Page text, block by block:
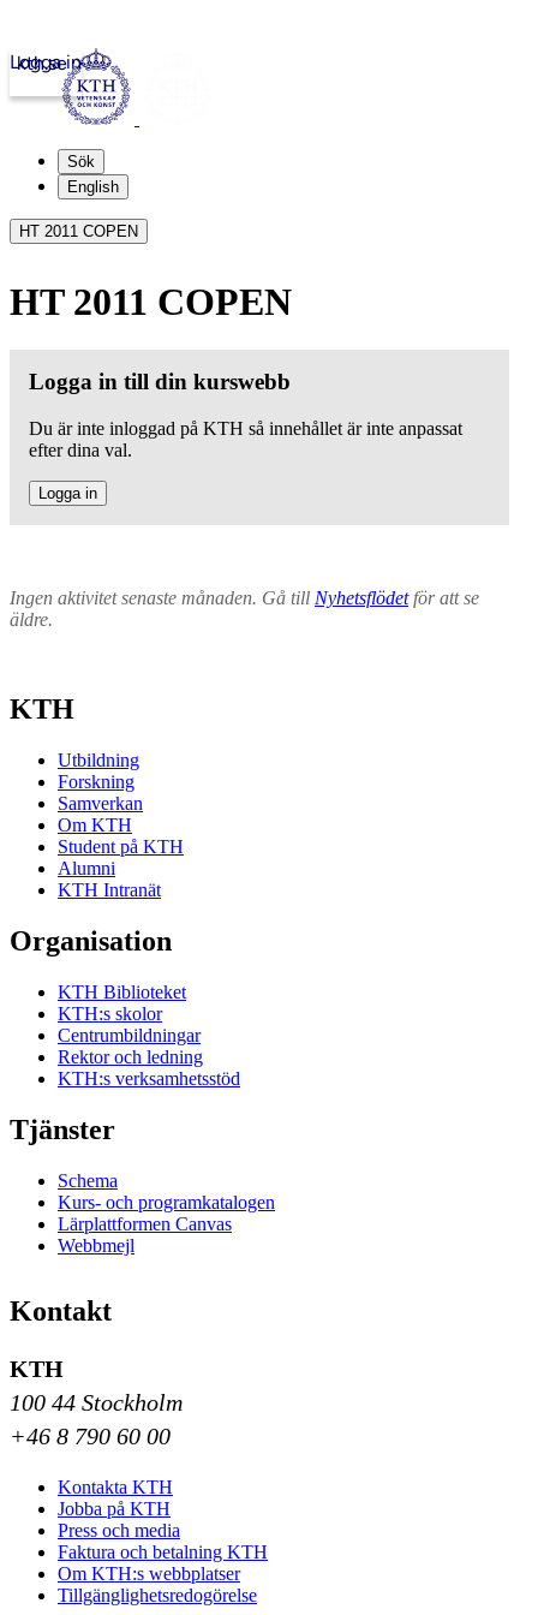
kth.se
Logga in
Sök
English
HT 2011 COPEN
HT 2011 COPEN
Logga in till din kurswebb
Du är inte inloggad på KTH så innehållet är inte anpassat
efter dina val.
Logga in
Ingen aktivitet senaste månaden. Gå till Nyhetsflödetför att se
äldre.
KTH
Utbildning
Forskning
Samverkan
Om KTH
Student på KTH
Alumni
KTH Intranät
Organisation
KTH Biblioteket
KTH:s skolor
Centrumbildningar
Rektor och ledning
KTH:s verksamhetsstöd
Tjänster
Schema
Kurs- och programkatalogen
Lärplattformen Canvas
Webbmejl
Kontakt
KTH
100 44 Stockholm
+46 8 790 60 00
Kontakta KTH
Jobba på KTH
Press och media
Faktura och betalning KTH
Om KTH:s webbplatser
Tillgänglighetsredogörelse